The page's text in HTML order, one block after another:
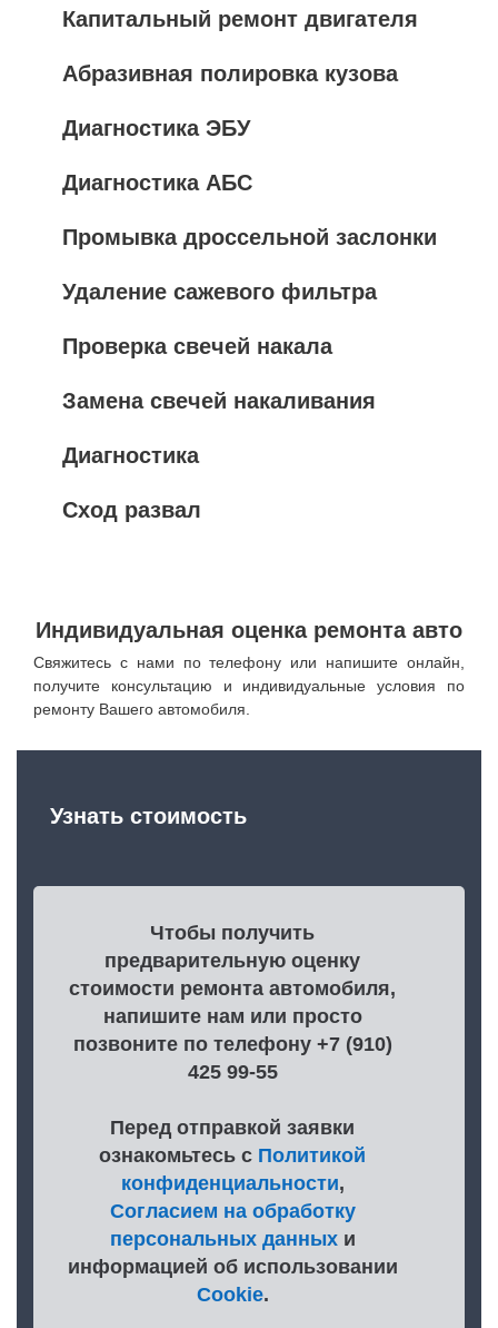
Капитальный ремонт двигателя
Абразивная полировка кузова
Диагностика ЭБУ
Диагностика АБС
Промывка дроссельной заслонки
Удаление сажевого фильтра
Проверка свечей накала
Замена свечей накаливания
Диагностика
Сход развал
Индивидуальная оценка ремонта авто
Свяжитесь с нами по телефону или напишите онлайн,
получите консультацию и индивидуальные условия по
ремонту Вашего автомобиля.
Узнать стоимость
Чтобы получить
предварительную оценку
стоимости ремонта автомобиля,
напишите нам или просто
позвоните по телефону +7 (910)
425 99-55
Перед отправкой заявки
ознакомьтесь с Политикой
конфиденциальности,
Согласием на обработку
персональных данныхи
информацией об использовании
Cookie.